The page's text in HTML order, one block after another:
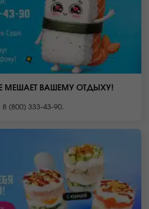
МЕШАЕТ ВАШЕМУ ОТДЫХУ!
(800) 333-43-90.